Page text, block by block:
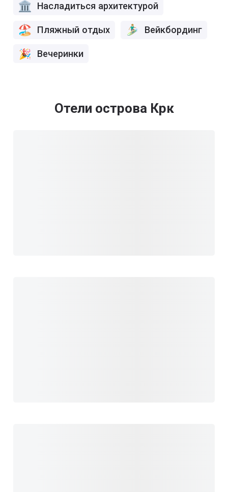
Насладиться архитектурой
Пляжный отдых Вейкбординг
Вечеринки
Отели острова Крк